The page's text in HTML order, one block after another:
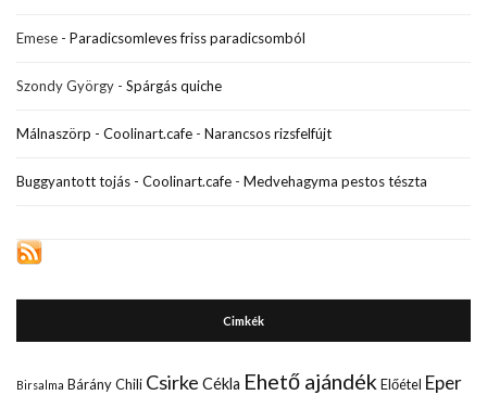
Emese - Paradicsomleves friss paradicsomból
Szondy György - Spárgás quiche
Málnaszörp - Coolinart.cafe - Narancsos rizsfelfújt
Buggyantott tojás - Coolinart.cafe - Medvehagyma pestos tészta
Cimkék
Birsalma BárányChili Csirke Cékla Ehető ajándék Előétel Eper